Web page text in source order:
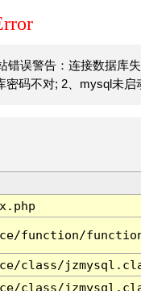
错误警告：连接数据库
密码不对; 2、mysql未启
function/
class/
class/